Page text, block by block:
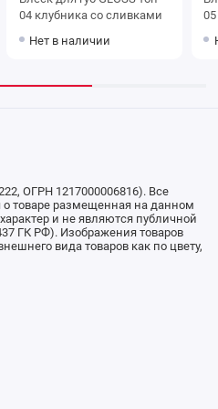
04 клубника со сливками
Нет в наличии
ОГРН 1217000006816). Все
товаре размещенная на данном
и не являются публичной
ГК РФ). Изображения товаров
вида товаров как по цвету,